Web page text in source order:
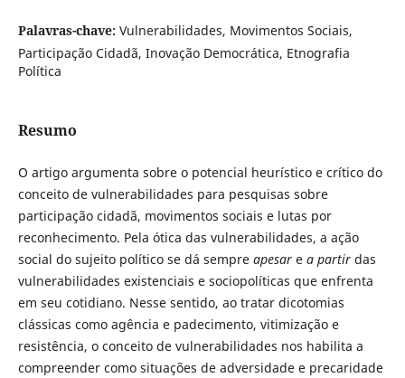
Palavras-chave: Vulnerabilidades, Movimentos Sociais,
Participação Cidadã, Inovação Democrática, Etnografia
Política
Resumo
O artigo argumenta sobre o potencial heurístico e crítico do
conceito de vulnerabilidades para pesquisas sobre
participação cidadã, movimentos sociais e lutas por
reconhecimento. Pela ótica das vulnerabilidades, a ação
social do sujeito político se dá sempre apesare a partirdas
vulnerabilidades existenciais e sociopolíticas que enfrenta
em seu cotidiano. Nesse sentido, ao tratar dicotomias
clássicas como agência e padecimento, vitimização e
resistência, o conceito de vulnerabilidades nos habilita a
compreender como situações de adversidade e precaridade